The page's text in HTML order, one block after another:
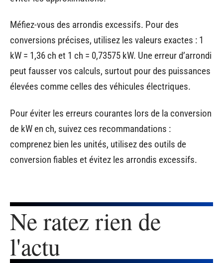
Méfiez-vous des arrondis excessifs. Pour des
conversions précises, utilisez les valeurs exactes : 1
kW = 1,36 ch et 1 ch = 0,73575 kW. Une erreur d’arrondi
peut fausser vos calculs, surtout pour des puissances
élevées comme celles des véhicules électriques.
Pour éviter les erreurs courantes lors de la conversion
de kW en ch, suivez ces recommandations :
comprenez bien les unités, utilisez des outils de
conversion fiables et évitez les arrondis excessifs.
Ne ratez rien de
l'actu